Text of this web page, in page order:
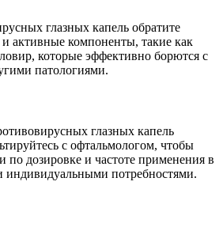
глазных капель обратите
активные компоненты, такие как
которые эффективно борются с
патологиями.
глазных капель
с офтальмологом, чтобы
по дозировке и частоте применения в
индивидуальными потребностями.